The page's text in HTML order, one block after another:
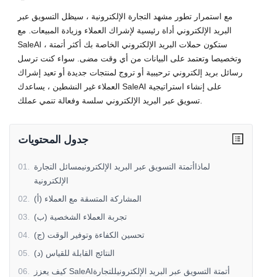
مع استمرار تطور مشهد التجارة الإلكترونية ، سيظل التسويق عبر
البريد الإلكتروني أداة رئيسية لإشراك العملاء وزيادة المبيعات. مع
SaleAI ، ستكون حملات البريد الإلكتروني الخاصة بك أكثر أتمتة
وتخصيصا وتعتمد على البيانات من أي وقت مضى. سواء كنت ترسل
رسائل بريد إلكتروني ترحيبية أو تروج لمنتجات جديدة أو تعيد إشراك
العملاء غير النشطين ، يساعدك SaleAI على إنشاء استراتيجية
جدول المحتويات
01. لماذاأتمتة التسويق عبر البريد الإلكترونيمسائل التجارة
الإلكترونية
02.
(أ) المشاركة المتسقة مع العملاء
03.
(ب) تجربة العملاء الشخصية
04.
(ج) تحسين الكفاءة وتوفير الوقت
05.
(د) النتائج القابلة للقياس
06.
كيف يعزز SaleAIأتمتة التسويق عبر البريد الإلكترونيللتجارة